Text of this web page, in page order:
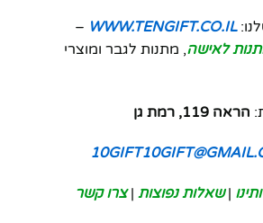
WWW.TENGIFT.CO.IL
–
לאישה, מתנות לגבר ומוצרי
הראה 119, רמת גן
|שאלות נפוצות |צרו קשר